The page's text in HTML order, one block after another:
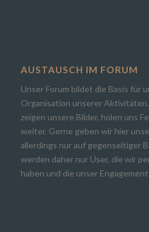
AUSTAUSCH IM FORUM
Unser Forum bildet die Basis für
Organisation unserer
zeigen unsere Bilder, holen uns
weiter. Gerne geben wir hier
allerdings nur auf gegenseitiger
werden daher nur User, die wir
haben und die unser